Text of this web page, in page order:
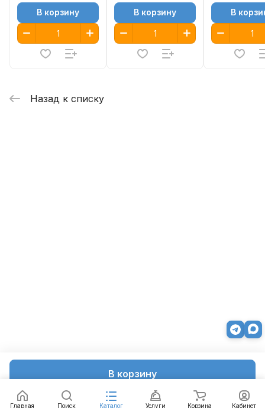
В корзину
В корзину В корзину В
Назад к списку
Главная Поиск Каталог Услуги Корзина Кабинет